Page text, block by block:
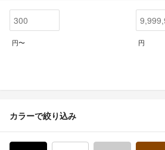
円〜 円
カラーで絞り込み